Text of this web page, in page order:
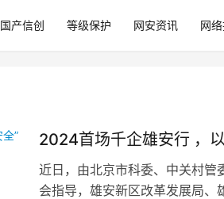
国产信创 等级保护 网安资讯 网
2024首场千企雄安行 ，以
近日，由北京市科委、中关村管
会指导，雄安新区改革发展局